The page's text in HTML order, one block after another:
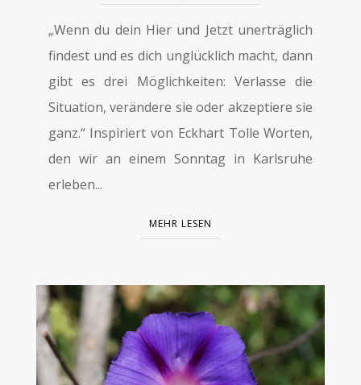
„Wenn du dein Hier und Jetzt unerträglich
findest und es dich unglücklich macht, dann
gibt es drei Möglichkeiten: Verlasse die
Situation, verändere sie oder akzeptiere sie
ganz.“ Inspiriert von Eckhart Tolle Worten,
den wir an einem Sonntag in Karlsruhe
erleben...
MEHR LESEN